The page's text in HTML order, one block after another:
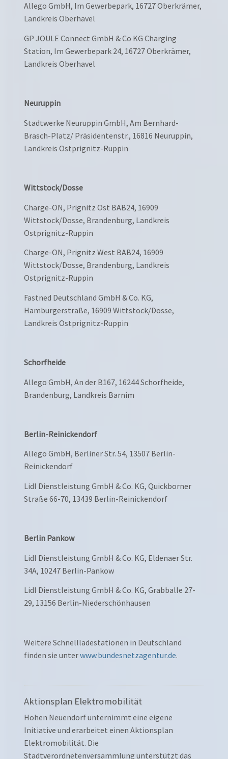
Allego GmbH, Im Gewerbepark, 16727 Oberkrämer,
Landkreis Oberhavel
GP JOULE Connect GmbH & Co KG Charging
Station, Im Gewerbepark 24, 16727 Oberkrämer,
Landkreis Oberhavel
Neuruppin
Stadtwerke Neuruppin GmbH, Am Bernhard-
Brasch-Platz/ Präsidentenstr., 16816 Neuruppin,
Landkreis Ostprignitz-Ruppin
Wittstock/Dosse
Charge-ON, Prignitz Ost BAB24, 16909
Wittstock/Dosse, Brandenburg, Landkreis
Ostprignitz-Ruppin
Charge-ON, Prignitz West BAB24, 16909
Wittstock/Dosse, Brandenburg, Landkreis
Ostprignitz-Ruppin
Fastned Deutschland GmbH & Co. KG,
Hamburgerstraße, 16909 Wittstock/Dosse,
Landkreis Ostprignitz-Ruppin
Schorfheide
Allego GmbH, An der B167, 16244 Schorfheide,
Brandenburg, Landkreis Barnim
Berlin-Reinickendorf
Allego GmbH, Berliner Str. 54, 13507 Berlin-
Reinickendorf
Lidl Dienstleistung GmbH & Co. KG, Quickborner
Straße 66-70, 13439 Berlin-Reinickendorf
Berlin Pankow
Lidl Dienstleistung GmbH & Co. KG, Eldenaer Str.
34A, 10247 Berlin-Pankow
Lidl Dienstleistung GmbH & Co. KG, Grabballe 27-
29, 13156 Berlin-Niederschönhausen
Weitere Schnellladestationen in Deutschland
finden sie unterwww.bundesnetzagentur.de.
Aktionsplan Elektromobilität
Hohen Neuendorf unternimmt eine eigene
Initiative und erarbeitet einen Aktionsplan
Elektromobilität. Die
Stadtverordnetenversammlung unterstützt das